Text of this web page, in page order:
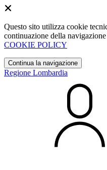
Questo sito utilizza cookie
continuazione della
COOKIE POLICY
Continua la navigazione
Regione Lombardia